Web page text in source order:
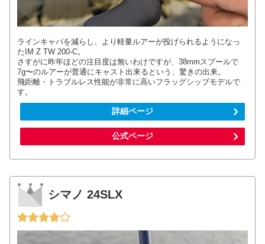
ラインキャパを減らし、より軽量ルアーが投げられるようになっ
たIM Z TW 200-C。
さすがに昨年ほどの注目度は無いわけですが、38mmスプールで
7g〜のルアーが普通にキャスト出来るという、驚きの出来。
飛距離・トラブルレス性能が非常に高いフラッグシップモデルで
す。
詳細ページ
公式ページ
シマノ 24SLX